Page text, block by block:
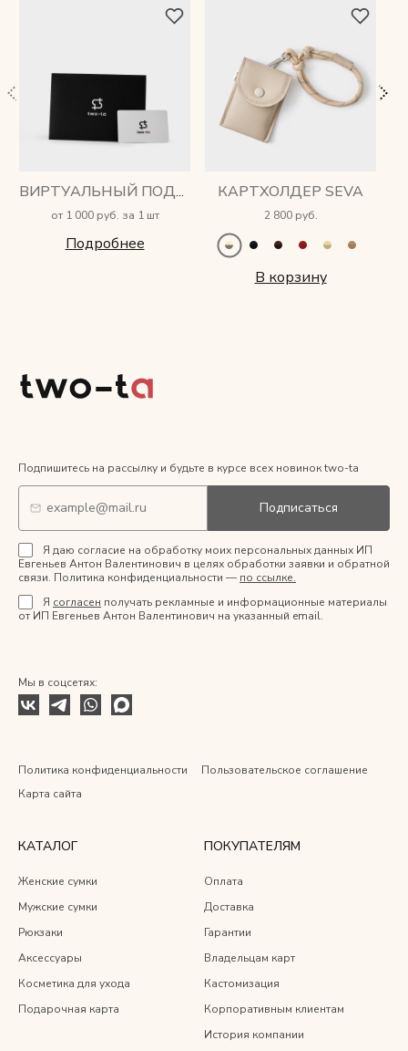
ВИРТУАЛЬНЫЙ ПОДАРОЧНЫЙ СЕРТИФИКАТ
от 1 000 руб. за 1 шт
Подробнее
КАРТХОЛДЕР SEVA
2 800 руб.
В корзину
Подпишитесь на рассылку и будьте в курсе всех новинок two-ta
Подписаться
Я даю согласие на обработку моих персональных данных ИП
Евгеньев Антон Валентинович в целях обработки заявки и обратной
связи. Политика конфиденциальности — по ссылке.
Я согласен получать рекламные и информационные материалы
от ИП Евгеньев Антон Валентинович на указанный email.
Мы в соцсетях:
Политика конфиденциальности
Пользовательское соглашение
Карта сайта
КАТАЛОГ
Женские сумки
Мужские сумки
Рюкзаки
Аксессуары
Косметика для ухода
Подарочная карта
ПОКУПАТЕЛЯМ
Оплата
Доставка
Гарантии
Владельцам карт
Кастомизация
Корпоративным клиентам
История компании